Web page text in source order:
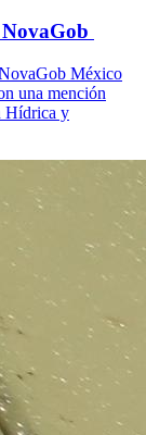
México
una mención
Hídrica y